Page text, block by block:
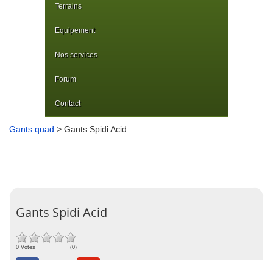
Terrains
Equipement
Nos services
Forum
Contact
Gants quad > Gants Spidi Acid
Gants Spidi Acid
0 Votes (0)